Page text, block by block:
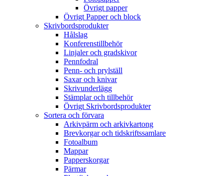
Övrigt papper
Övrigt Papper och block
Skrivbordsprodukter
Hålslag
Konferenstillbehör
Linjaler och gradskivor
Pennfodral
Penn- och prylställ
Saxar och knivar
Skrivunderlägg
Stämplar och tillbehör
Övrigt Skrivbordsprodukter
Sortera och förvara
Arkivpärm och arkivkartong
Brevkorgar och tidskriftssamlare
Fotoalbum
Mappar
Papperskorgar
Pärmar